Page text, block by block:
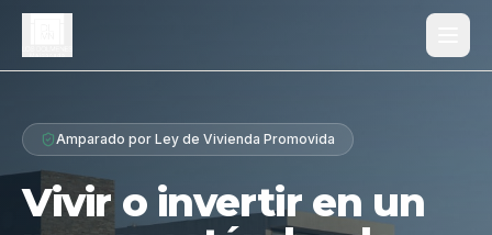
Proyecto
Diferenciales
Amparado por Ley de Vivienda Promovida
Vivir o invertir en un